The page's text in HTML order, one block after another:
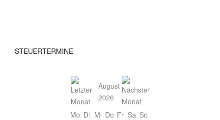
STEUERTERMINE
August
2026
Mo Di Mi Do Fr Sa So